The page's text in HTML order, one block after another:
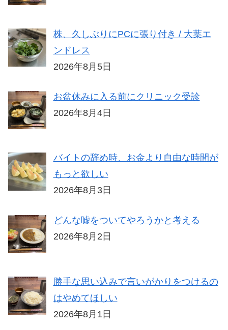
株、久しぶりにPCに張り付き / 大葉エ
ンドレス
2026年8月5日
お盆休みに入る前にクリニック受診
2026年8月4日
バイトの辞め時、お金より自由な時間が
もっと欲しい
2026年8月3日
どんな嘘をついてやろうかと考える
2026年8月2日
勝手な思い込みで言いがかりをつけるの
はやめてほしい
2026年8月1日